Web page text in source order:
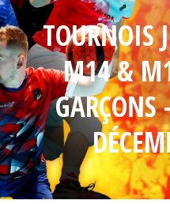
TOURNOIS
M14 &